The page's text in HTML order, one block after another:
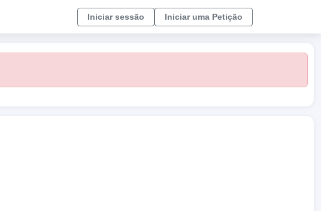
Iniciar sessão Iniciar uma Petição